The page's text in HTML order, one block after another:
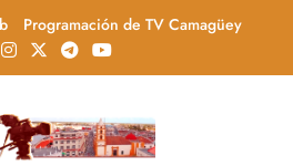
Programación de TV Camagüey